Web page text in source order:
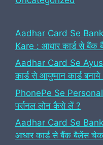
Aadhar Card Se
Kare : आधार कार्ड से
Aadhar Card Se
कार्ड से आयुष्मान कार्ड बनाये
PhonePe Se
पर्सनल लोन कैसे लें ?
Aadhar Card Se
आधार कार्ड से बैंक बैलेंस